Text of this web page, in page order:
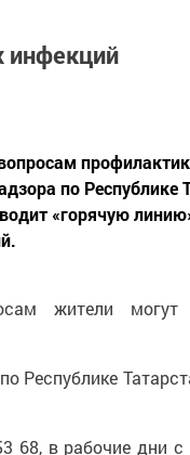
инфекций
по Республике
«горячую
жители могут
Республике
68, в рабочие дни